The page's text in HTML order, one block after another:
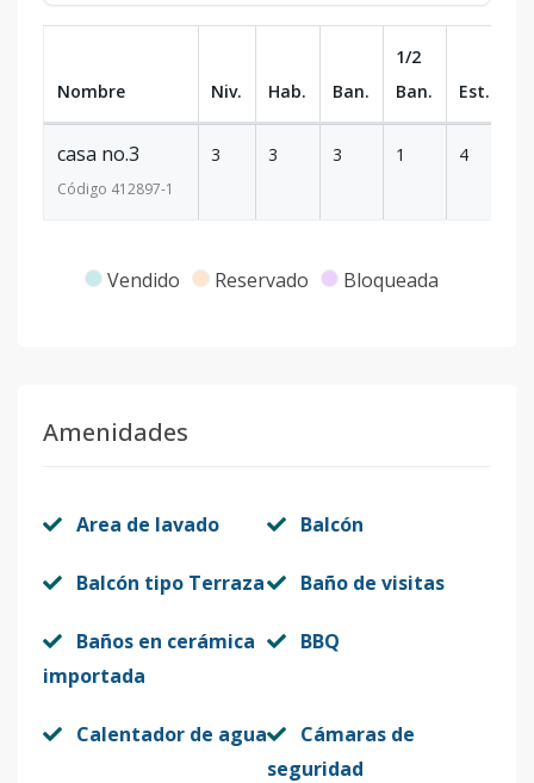
Nombre Niv. Hab. Ban.
1/2
Ban.
Est.
casa no.3
Código 412897-1
3 3 3 1 4
Vendido Reservado Bloqueada
Amenidades
Area de lavado Balcón
Balcón tipo Terraza Baño de visitas
Baños en cerámica
importada
BBQ
Calentador de agua
Cámaras de
seguridad